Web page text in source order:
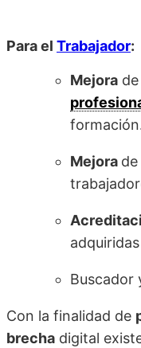
Para el Trabajador:
Mejora
Mejora de
Buscador
Con la finalidad de
brecha digital